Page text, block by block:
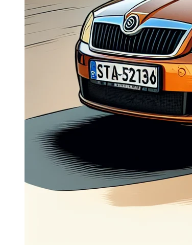
Navigație Mercedes C Class
Navigație Mercedes C Class
Navigație Mercedes W203
Navigație Mercedes W204
Navigație Mercedes W211
Navigație Mercedes Sprinter
Passat
Navigație Passat B5
Navigație Passat B5 5
Navigație Passat B6
Navigație Passat B7
Navigație Passat B8
Navigație Passat CC
Skoda
Navigație Skoda Octavia 1
Navigație Skoda Octavia 2
Navigație Skoda Octavia 3
Navigație Skoda Rapid
Navigație Skoda Superb 1
Navigație Skoda Superb 2